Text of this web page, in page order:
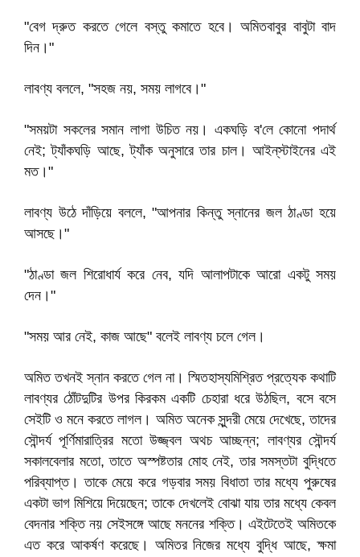
"বেগ দ্রুত করতে গেলে বস্তু কমাতে হবে। অমিতবাবুর বাবুটা বাদ
দিন।"
লাবণ্য বললে, "সহজ নয়, সময় লাগবে।"
"সময়টা সকলের সমান লাগা উচিত নয়। একঘড়ি ব'লে কোনো পদার্থ
নেই; ট্যাঁকঘড়ি আছে, ট্যাঁক অনুসারে তার চাল। আইন্‌স্টাইনের এই
মত।"
লাবণ্য উঠে দাঁড়িয়ে বললে, "আপনার কিন্তু স্নানের জল ঠাণ্ডা হয়ে
আসছে।"
"ঠাণ্ডা জল শিরোধার্য করে নেব, যদি আলাপটাকে আরো একটু সময়
দেন।"
"সময় আর নেই, কাজ আছে" বলেই লাবণ্য চলে গেল।
অমিত তখনই স্নান করতে গেল না। স্মিতহাস্যমিশ্রিত প্রত্যেক কথাটি
লাবণ্যর ঠোঁটদুটির উপর কিরকম একটি চেহারা ধরে উঠছিল, বসে বসে
সেইটি ও মনে করতে লাগল। অমিত অনেক সুন্দরী মেয়ে দেখেছে, তাদের
সৌন্দর্য পূর্ণিমারাত্রির মতো উজ্জ্বল অথচ আচ্ছন্ন; লাবণ্যর সৌন্দর্য
সকালবেলার মতো, তাতে অস্পষ্টতার মোহ নেই, তার সমস্তটা বুদ্ধিতে
পরিব্যাপ্ত। তাকে মেয়ে করে গড়বার সময় বিধাতা তার মধ্যে পুরুষের
একটা ভাগ মিশিয়ে দিয়েছেন; তাকে দেখলেই বোঝা যায় তার মধ্যে কেবল
বেদনার শক্তি নয় সেইসঙ্গে আছে মননের শক্তি। এইটেতেই অমিতকে
এত করে আকর্ষণ করেছে। অমিতর নিজের মধ্যে বুদ্ধি আছে, ক্ষমা